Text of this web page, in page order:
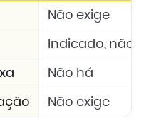
Não exige
Indicado, não
Não há
Não exige